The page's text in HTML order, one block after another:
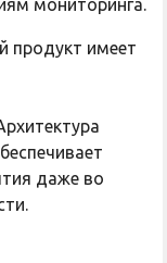
мониторинга.
продукт имеет
даже во